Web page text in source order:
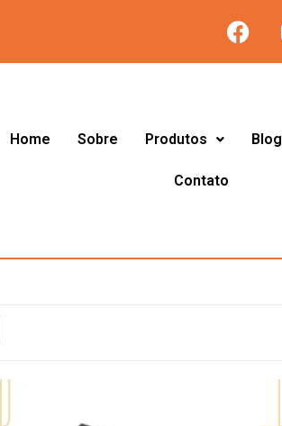
Home Sobre Produtos Blog
Contato